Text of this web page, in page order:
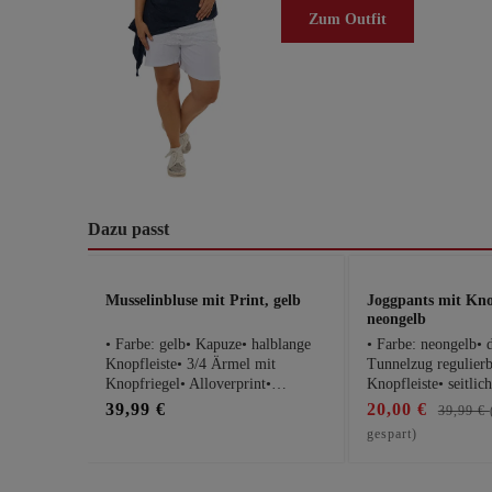
Zum Outfit
Dazu passt
Musselinbluse mit Print, gelb
• Farbe: gelb• Kapuze• halblange
Knopfleiste• 3/4 Ärmel mit
Knopfriegel• Alloverprint•
Rückseite ca. 14cm länger• 100%
BaumwollePassform Maße bei
39,99 €
Joggpants mit
neongelb
• Farbe: neongelb•
Tunnelzug
Knopfleiste•
Eingrifftaschen•
crashed
Größe 1:• Schnitt:
20,00 € 39,99 €
gespart)